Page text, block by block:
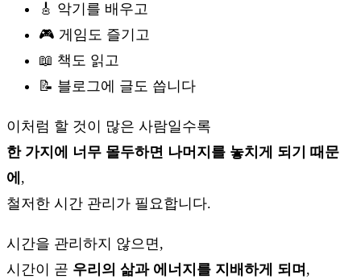
🎸 악기를 배우고
🎮 게임도 즐기고
📖 책도 읽고
📝 블로그에 글도 씁니다
이처럼 할 것이 많은 사람일수록
한 가지에 너무 몰두하면 나머지를 놓치게 되기 때문
에 ,
철저한 시간 관리가 필요합니다.
시간을 관리하지 않으면,
시간이 곧 우리의 삶과 에너지를 지배하게 되며 ,